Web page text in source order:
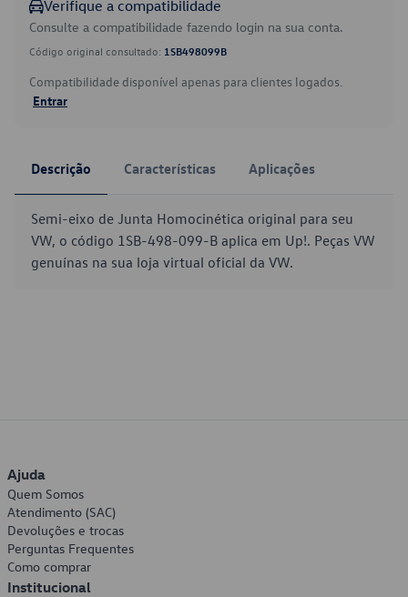
Verifique a compatibilidade
Consulte a compatibilidade fazendo login na sua conta.
Código original consultado: 1SB498099B
Compatibilidade disponível apenas para clientes logados.
Entrar
Descrição Características Aplicações
Semi-eixo de Junta Homocinética original para seu
VW, o código 1SB-498-099-B aplica em Up!. Peças VW
genuínas na sua loja virtual oficial da VW.
Ajuda
Quem Somos
Atendimento (SAC)
Devoluções e trocas
Perguntas Frequentes
Como comprar
Institucional